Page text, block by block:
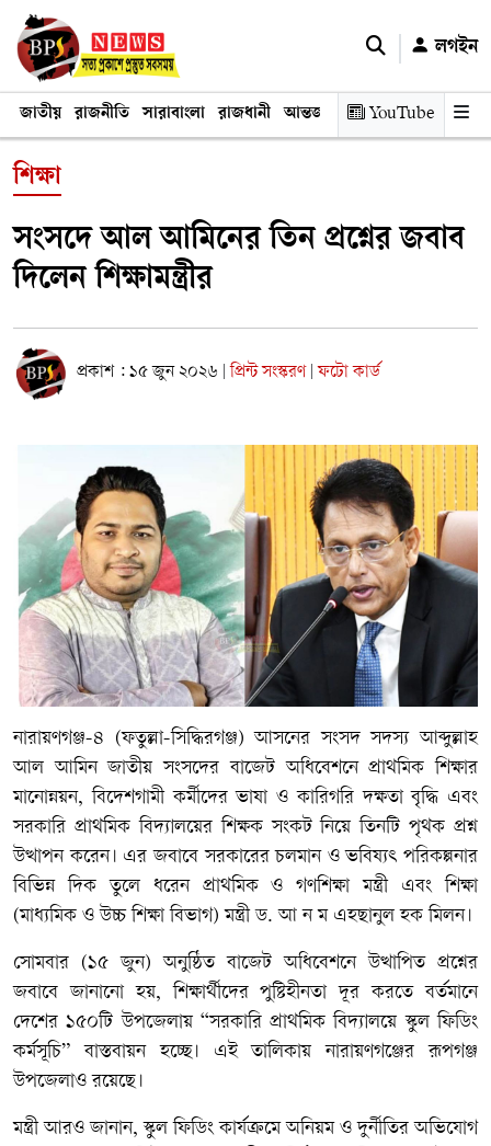
লগইন
জাতীয় রাজনীতি সারাবাংলা রাজধানী আন্তর্জাতিক অর্থনীতি তথ্য
YouTube
শিক্ষা
সংসদে আল আমিনের তিন প্রশ্নের জবাব
দিলেন শিক্ষামন্ত্রীর
প্রকাশ : ১৫ জুন ২০২৬ প্রিন্ট সংস্করণ ফটো কার্ড
নারায়ণগঞ্জ-৪ (ফতুল্লা-সিদ্ধিরগঞ্জ) আসনের সংসদ সদস্য আব্দুল্লাহ
আল আমিন জাতীয় সংসদের বাজেট অধিবেশনে প্রাথমিক শিক্ষার
মানোন্নয়ন, বিদেশগামী কর্মীদের ভাষা ও কারিগরি দক্ষতা বৃদ্ধি এবং
সরকারি প্রাথমিক বিদ্যালয়ের শিক্ষক সংকট নিয়ে তিনটি পৃথক প্রশ্ন
উত্থাপন করেন। এর জবাবে সরকারের চলমান ও ভবিষ্যৎ পরিকল্পনার
বিভিন্ন দিক তুলে ধরেন প্রাথমিক ও গণশিক্ষা মন্ত্রী এবং শিক্ষা
(মাধ্যমিক ও উচ্চ শিক্ষা বিভাগ) মন্ত্রী ড. আ ন ম এহছানুল হক মিলন।
সোমবার (১৫ জুন) অনুষ্ঠিত বাজেট অধিবেশনে উত্থাপিত প্রশ্নের
জবাবে জানানো হয়, শিক্ষার্থীদের পুষ্টিহীনতা দূর করতে বর্তমানে
দেশের ১৫০টি উপজেলায় “সরকারি প্রাথমিক বিদ্যালয়ে স্কুল ফিডিং
কর্মসূচি” বাস্তবায়ন হচ্ছে। এই তালিকায় নারায়ণগঞ্জের রূপগঞ্জ
উপজেলাও রয়েছে।
মন্ত্রী আরও জানান, স্কুল ফিডিং কার্যক্রমে অনিয়ম ও দুর্নীতির অভিযোগ